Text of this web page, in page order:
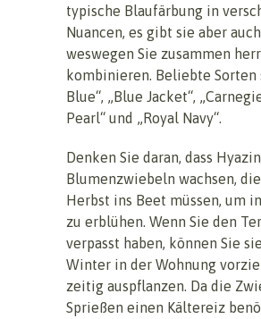
typische Blaufärbung in
Nuancen, es gibt sie aber
weswegen Sie zusammen
kombinieren. Beliebte Sorten
Blue“, „Blue Jacket“,
Pearl“ und „Royal Navy“.
Denken Sie daran, dass
Blumenzwiebeln wachsen,
Herbst ins Beet müssen, um
zu erblühen. Wenn Sie den
verpasst haben, können Sie
Winter in der Wohnung
zeitig auspflanzen. Da die
Sprießen einen Kältereiz